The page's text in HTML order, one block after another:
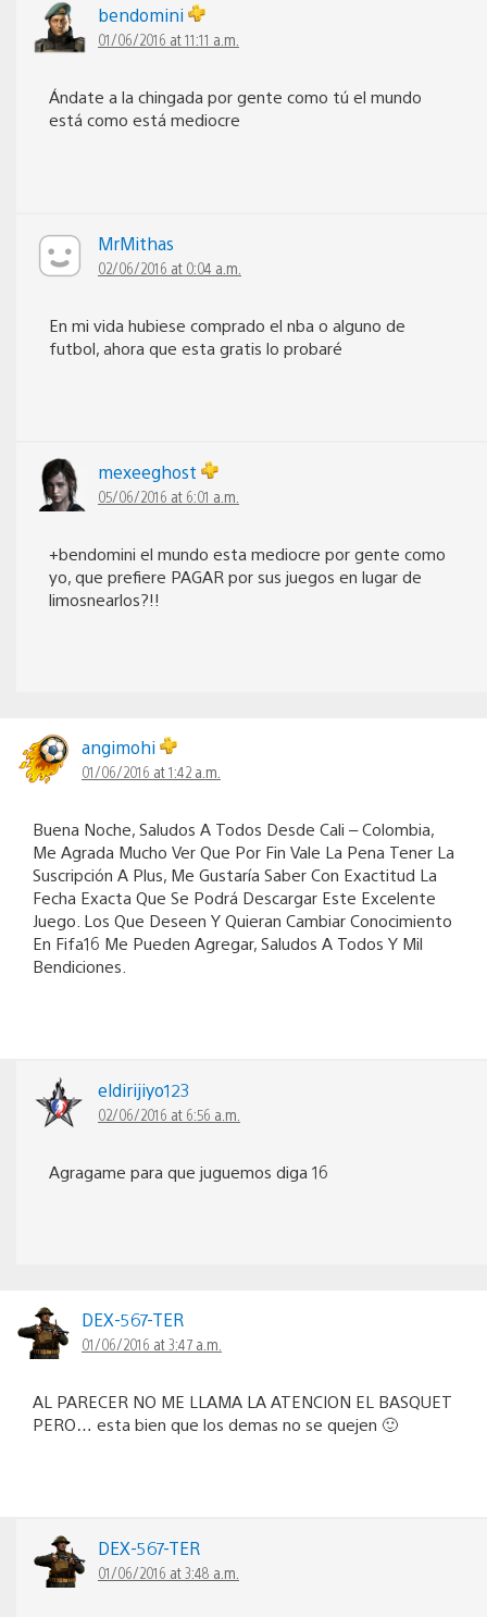
bendomini
01/06/2016 at 11:11 a.m.
Ándate a la chingada por gente como tú el mundo
está como está mediocre
MrMithas
02/06/2016 at 0:04 a.m.
En mi vida hubiese comprado el nba o alguno de
futbol, ahora que esta gratis lo probaré
mexeeghost
05/06/2016 at 6:01 a.m.
+bendomini el mundo esta mediocre por gente como
yo, que prefiere PAGAR por sus juegos en lugar de
limosnearlos?!!
angimohi
01/06/2016 at 1:42 a.m.
Buena Noche, Saludos A Todos Desde Cali – Colombia,
Me Agrada Mucho Ver Que Por Fin Vale La Pena Tener La
Suscripción A Plus, Me Gustaría Saber Con Exactitud La
Fecha Exacta Que Se Podrá Descargar Este Excelente
Juego. Los Que Deseen Y Quieran Cambiar Conocimiento
En Fifa16 Me Pueden Agregar, Saludos A Todos Y Mil
Bendiciones.
eldirijiyo123
02/06/2016 at 6:56 a.m.
Agragame para que juguemos diga 16
DEX-567-TER
01/06/2016 at 3:47 a.m.
AL PARECER NO ME LLAMA LA ATENCION EL BASQUET
PERO… esta bien que los demas no se quejen 🙂
DEX-567-TER
01/06/2016 at 3:48 a.m.